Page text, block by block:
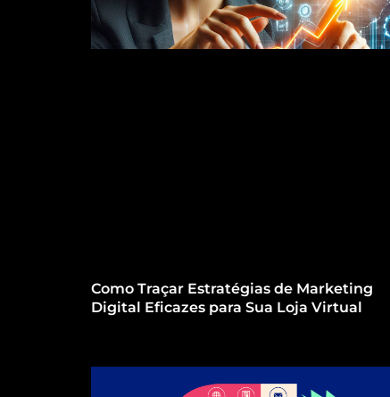
Como Traçar Estratégias de Marketing
Digital Eficazes para Sua Loja Virtual